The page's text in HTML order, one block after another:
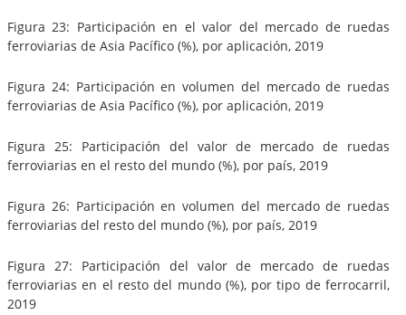
Figura 23: Participación en el valor del mercado de ruedas
ferroviarias de Asia Pacífico (%), por aplicación, 2019
Figura 24: Participación en volumen del mercado de ruedas
ferroviarias de Asia Pacífico (%), por aplicación, 2019
Figura 25: Participación del valor de mercado de ruedas
ferroviarias en el resto del mundo (%), por país, 2019
Figura 26: Participación en volumen del mercado de ruedas
ferroviarias del resto del mundo (%), por país, 2019
Figura 27: Participación del valor de mercado de ruedas
ferroviarias en el resto del mundo (%), por tipo de ferrocarril,
2019